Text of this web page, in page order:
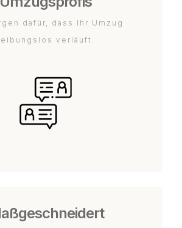
dafür, dass Ihr Umzug
verläuft.